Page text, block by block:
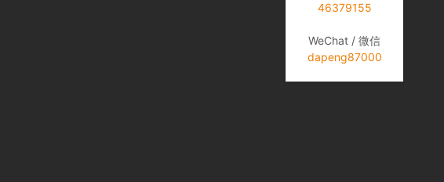
46379155
WeChat / 微信
dapeng87000